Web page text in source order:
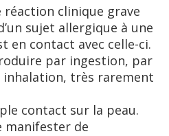
réaction clinique grave
sujet allergique à une
en contact avec celle-ci.
par ingestion, par
très rarement
contact sur la peau.
manifester de